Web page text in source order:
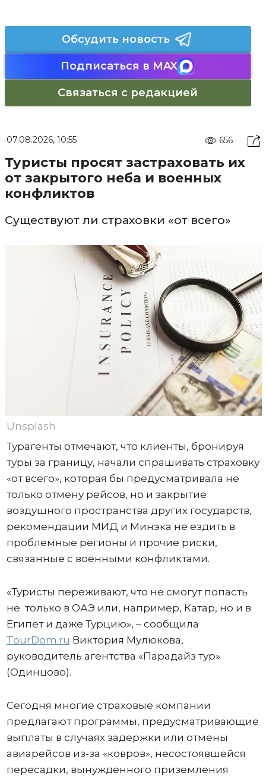
Обсудить новость
Подписаться в MAX
Связаться с редакцией
07.08.2026, 10:55 656
Туристы просят застраховать их
от закрытого неба и военных
конфликтов
Существуют ли страховки «от всего»
Unsplash
Турагенты отмечают, что клиенты, бронируя
туры за границу, начали спрашивать страховку
«от всего», которая бы предусматривала не
только отмену рейсов, но и закрытие
воздушного пространства других государств,
рекомендации МИД и Минэка не ездить в
проблемные регионы и прочие риски,
связанные с военными конфликтами.
«Туристы переживают, что не смогут попасть
не только в ОАЭ или, например, Катар, но и в
Египет и даже Турцию», – сообщила
TourDom.ru Виктория Мулюкова,
руководитель агентства «Парадайз тур»
(Одинцово).
Сегодня многие страховые компании
предлагают программы, предусматривающие
выплаты в случаях задержки или отмены
авиарейсов из-за «ковров», несостоявшейся
пересадки, вынужденного приземления